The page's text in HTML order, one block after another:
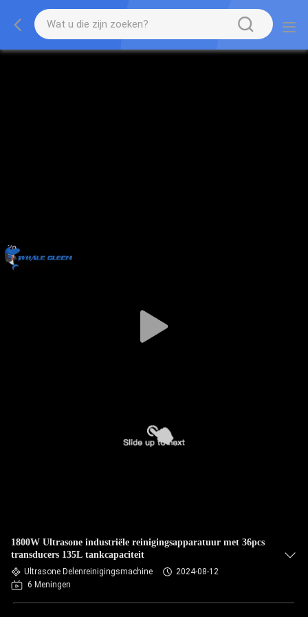
1800W Ultrasone industriële reinigingsapparatuur met 36pcs
transducers 135L tankcapaciteit
Ultrasone Delenreinigingsmachine
2024-08-12
6 Meningen